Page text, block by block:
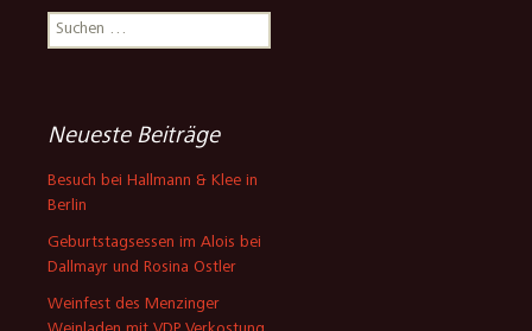
Suchen
nach:
Neueste Beiträge
Besuch bei Hallmann & Klee in
Berlin
Geburtstagsessen im Alois bei
Dallmayr und Rosina Ostler
Weinfest des Menzinger